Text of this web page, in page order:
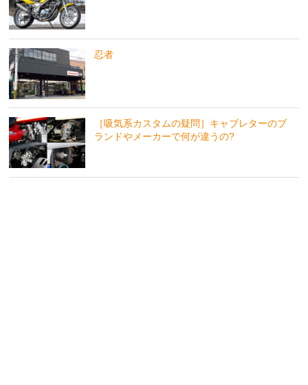
忍者
［吸気系カスタムの疑問］キャブレターのブ
ランドやメーカーで何が違うの?